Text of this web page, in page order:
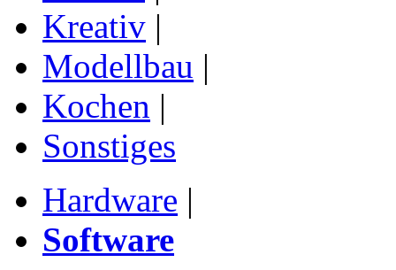
Kreativ |
Modellbau |
Kochen |
Sonstiges
Hardware |
Software